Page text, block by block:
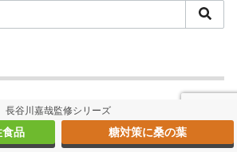
施設でポルトガル語が響く時代〜 10年後、
長谷川嘉哉監修シリーズ
品 糖対策に桑の葉